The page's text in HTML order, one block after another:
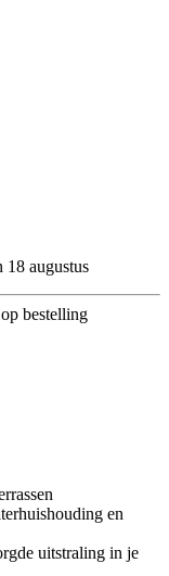
18 augustus
bestelling
en
uitstraling in je